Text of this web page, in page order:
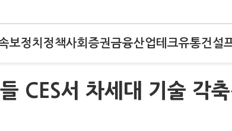
보정치 정책사회 증권금융산업테크유통건설
CES서 차세대 기술 각